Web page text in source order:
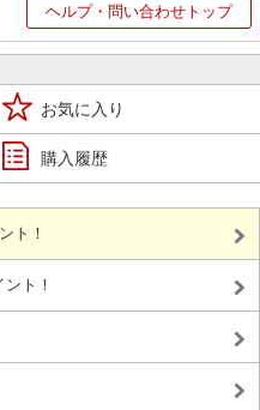
ヘルプ・問い合わせトップ
お気に入り
購入履歴
ト！
ト！